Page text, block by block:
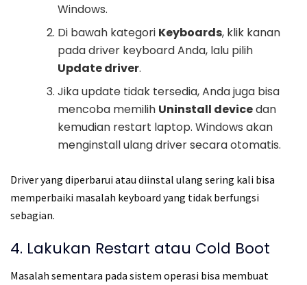
Windows.
Di bawah kategori Keyboards, klik kanan
pada driver keyboard Anda, lalu pilih
Update driver.
Jika update tidak tersedia, Anda juga bisa
mencoba memilih Uninstall devicedan
kemudian restart laptop. Windows akan
menginstall ulang driver secara otomatis.
Driver yang diperbarui atau diinstal ulang sering kali bisa
memperbaiki masalah keyboard yang tidak berfungsi
sebagian.
4. Lakukan Restart atau Cold Boot
Masalah sementara pada sistem operasi bisa membuat